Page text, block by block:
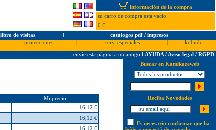
información de la compra
su carro de compra está vacio
0 €
libro de visitas l
catálogos pdf / impresos
protecciones serv. especiales
kobudo
envíe esta página a un amigo l AYUDA / Aviso legal / RGPD
Mi precio
16,12 €
16,12 €
16,12 €
Buscar en Kamikazeweb
Reciba Novedades
Es necesario confirmar que ha